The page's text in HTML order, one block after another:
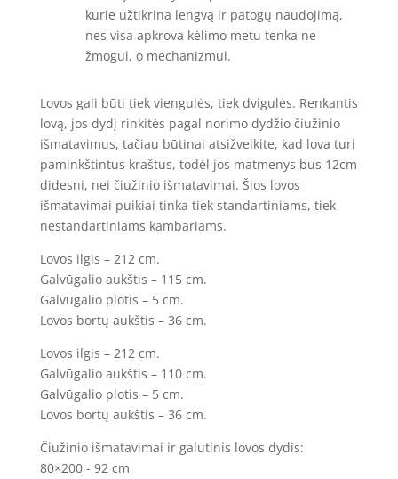
kurie užtikrina lengvą ir patogų naudojimą,
nes visa apkrova kėlimo metu tenka ne
žmogui, o mechanizmui.
Lovos gali būti tiek viengulės, tiek dvigulės. Renkantis
lovą, jos dydį rinkitės pagal norimo dydžio čiužinio
išmatavimus, tačiau būtinai atsižvelkite, kad lova turi
paminkštintus kraštus, todėl jos matmenys bus 12cm
didesni, nei čiužinio išmatavimai. Šios lovos
išmatavimai puikiai tinka tiek standartiniams, tiek
nestandartiniams kambariams.
Lovos ilgis – 212 cm.
Galvūgalio aukštis – 115 cm.
Galvūgalio plotis – 5 cm.
Lovos bortų aukštis – 36 cm.
Lovos ilgis – 212 cm.
Galvūgalio aukštis – 110 cm.
Galvūgalio plotis – 5 cm.
Lovos bortų aukštis – 36 cm.
Čiužinio išmatavimai ir galutinis lovos dydis:
80×200 - 92 cm